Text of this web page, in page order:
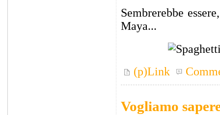
Sembrerebbe
Maya...
(p)Link
Vogliamo